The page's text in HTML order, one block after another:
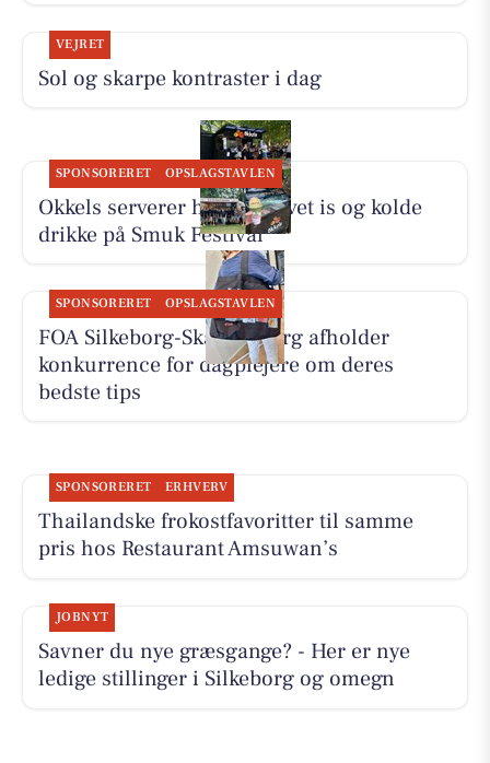
VEJRET
Sol og skarpe kontraster i dag
SPONSORERET OPSLAGSTAVLEN
Okkels serverer hjemmelavet is og kolde
drikke på Smuk Festival
SPONSORERET OPSLAGSTAVLEN
FOA Silkeborg-Skanderborg afholder
konkurrence for dagplejere om deres
bedste tips
SPONSORERET ERHVERV
Thailandske frokostfavoritter til samme
pris hos Restaurant Amsuwan’s
JOBNYT
Savner du nye græsgange? - Her er nye
ledige stillinger i Silkeborg og omegn